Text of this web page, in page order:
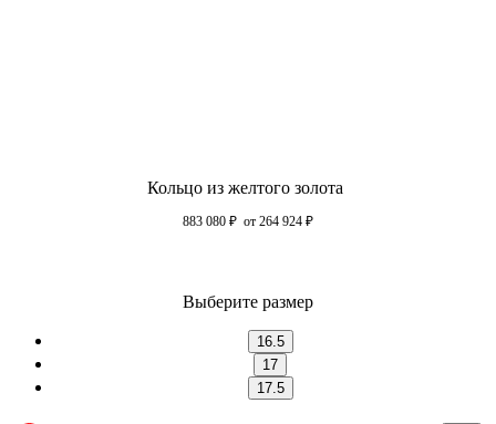
Кольцо из желтого золота
883 080 ₽ от 264 924 ₽
Выберите размер
16.5
17
17.5